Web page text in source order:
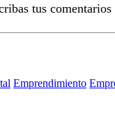
tus
Emprendimiento